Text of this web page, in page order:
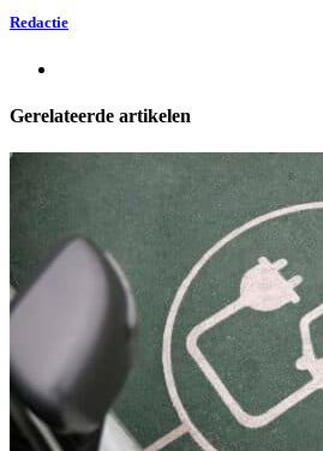
Redactie
Gerelateerde artikelen